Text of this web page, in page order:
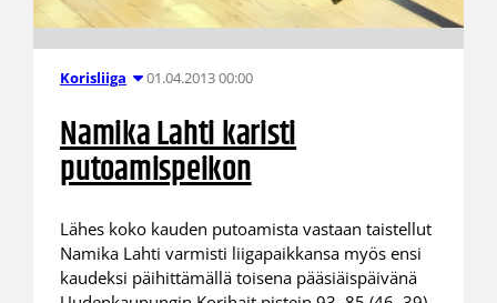
Korisliiga 01.04.2013 00:00
Namika Lahti karisti
putoamispeikon
Lähes koko kauden putoamista vastaan taistellut
Namika Lahti varmisti liigapaikkansa myös ensi
kaudeksi päihittämällä toisena pääsiäispäivänä